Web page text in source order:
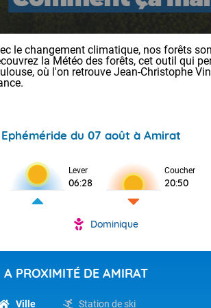
TENDANCE
Pour la
Au niveau
le changement climatique, nos forêts
la Météo des forêts, cet outil qui
où l'on retrouve Jean-Christophe
Ephéméride du 07 août à Amirat
Lever
06:28
Coucher
20:50
Dominique
A PROXIMITÉ DE AMIRAT
Ville Station de ski
Voici les
: 32 Nancy :
32 Lille : 28
Très
Le soleil